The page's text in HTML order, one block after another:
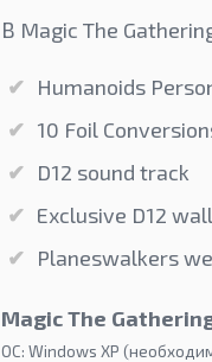
В Magic The
Humanoids
10 Foil
D12 sound track
Exclusive D12
Planeswalkers
Magic The
ОС: Windows XP